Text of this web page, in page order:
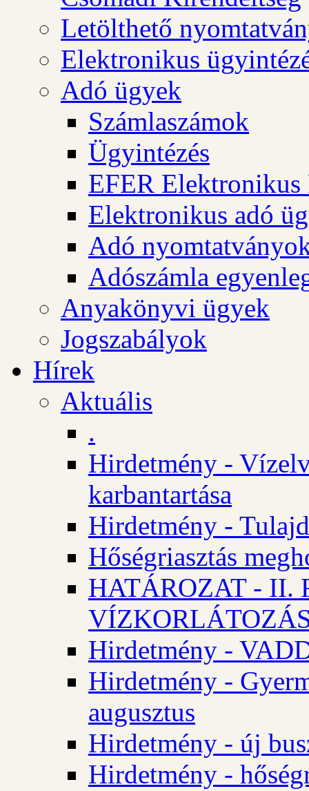
Letölthető
Elektronikus
Adó ügyek
Számlaszámok
Ügyintézés
EFER Elektronikus
Elektronikus adó
Adó
Adószámla
Anyakönyvi ügyek
Jogszabályok
Hírek
Aktuális
.
Hirdetmény -
karbantartása
Hirdetmény -
Hőségriasztás
HATÁROZAT - II.
Hirdetmény -
Hirdetmény -
augusztus
Hirdetmény - új
Hirdetmény -